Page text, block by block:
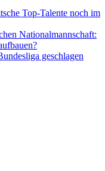
Top-Talente noch im
Nationalmannschaft:
geschlagen